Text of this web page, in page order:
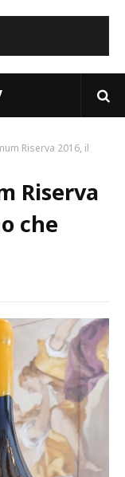
Riserva 2016, il
Riserva
che